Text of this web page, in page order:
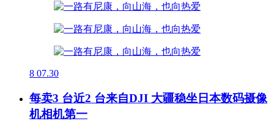
8 07.30
每卖3 台近2 台来自DJI 大疆稳坐日本数码摄像
机相机第一